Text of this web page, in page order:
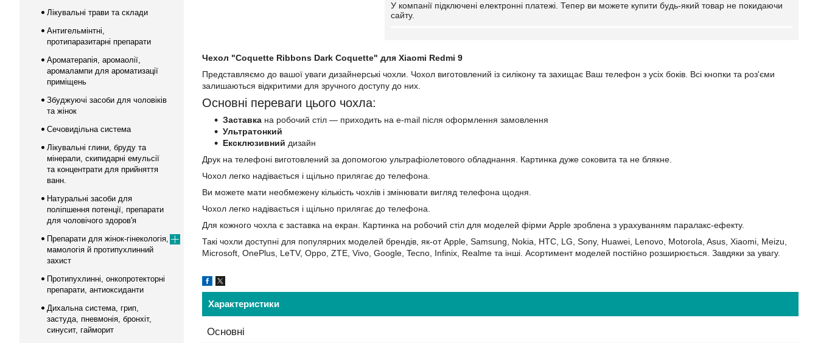
У компанії підключені електронні платежі. Тепер ви можете купити будь-який товар не покидаючи
сайту.
Чехол "Coquette Ribbons Dark Coquette" для Xiaomi Redmi 9
Представляємо до вашої уваги дизайнерські чохли. Чохол виготовлений із силікону та захищає Ваш телефон з усіх боків. Всі кнопки та роз'єми
залишаються відкритими для зручного доступу до них.
Основні переваги цього чохла:
Заставка на робочий стіл — приходить на e-mail після оформлення замовлення
Ультратонкий
Ексклюзивний дизайн
Друк на телефоні виготовлений за допомогою ультрафіолетового обладнання. Картинка дуже соковита та не блякне.
Чохол легко надівається і щільно прилягає до телефона.
Ви можете мати необмежену кількість чохлів і змінювати вигляд телефона щодня.
Чохол легко надівається і щільно прилягає до телефона.
Для кожного чохла є заставка на екран. Картинка на робочий стіл для моделей фірми Apple зроблена з урахуванням паралакс-ефекту.
Такі чохли доступні для популярних моделей брендів, як-от Apple, Samsung, Nokia, HTC, LG, Sony, Huawei, Lenovo, Motorola, Asus, Xiaomi, Meizu,
Microsoft, OnePlus, LeTV, Oppo, ZTE, Vivo, Google, Tecno, Infinix, Realme та інші. Асортимент моделей постійно розширюється. Завдяки за увагу.
Характеристики
Основні
Лікувальні трави та склади
Антигельмінтні,
протипаразитарні препарати
Ароматерапія, аромаолії,
аромалампи для ароматизації
приміщень
Збуджуючі засоби для чоловіків
та жінок
Сечовидільна система
Лікувальні глини, бруду та
мінерали, скипидарні емульсії
та концентрати для прийняття
ванн.
Натуральні засоби для
поліпшення потенції, препарати
для чоловічого здоров'я
Препарати для жінок-гінекологія,
мамологія й протипухлинний
захист
Протипухлинні, онкопротекторні
препарати, антиоксиданти
Дихальна система, грип,
застуда, пневмонія, бронхіт,
синусит, гайморит